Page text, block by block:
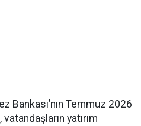
Bankası’nın Temmuz 2026
yatırım